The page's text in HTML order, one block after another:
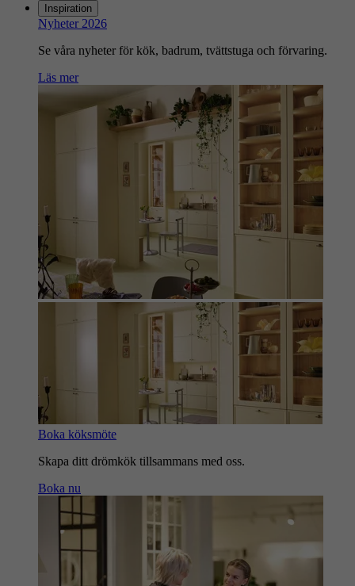
Inspiration
Nyheter 2026
Se våra nyheter för kök, badrum, tvättstuga och förvaring.
Läs mer
Boka köksmöte
Skapa ditt drömkök tillsammans med oss.
Boka nu